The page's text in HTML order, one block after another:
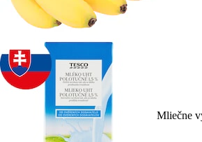
Mliečne